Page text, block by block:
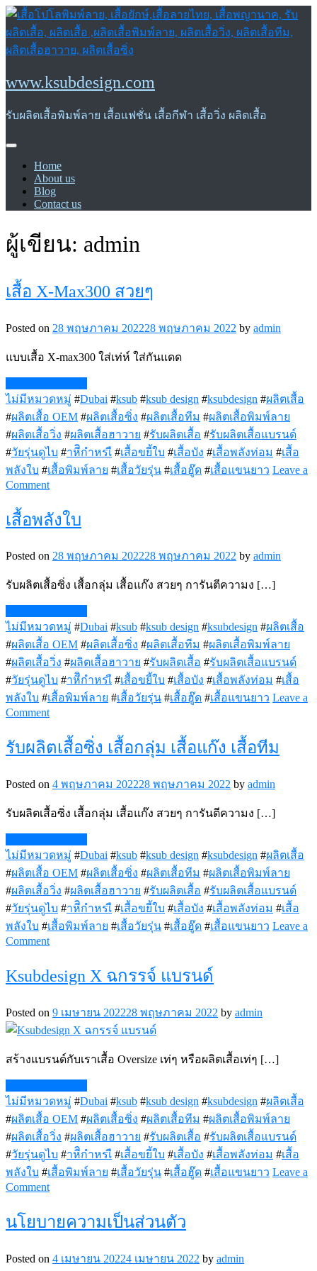
Skip
content
www.ksubdesign.com
รับผลิตเสื้อพิมพ์ลาย เสื้อแฟชั่น เสื้อกีฬา เสื้อวิ่ง ผลิตเสื้อ
Home
About us
Blog
Contact us
ผู้เขียน: admin
เสื้อ X-Max300 สวยๆ
Posted on 28 พฤษภาคม 202228 พฤษภาคม 2022 by admin
แบบเสื้อ X-max300 ใส่เท่ห์ ใส่กันแดด
ไม่มีหมวดหมู่ #Dubai #ksub #ksub design #ksubdesign #ผลิตเสื้อ
#ผลิตเสื้อ OEM #ผลิตเสื้อซิ่ง #ผลิตเสื้อทีม #ผลิตเสื้อพิมพ์ลาย
#ผลิตเสื้อวิ่ง #ผลิตเสื้อฮาวาย #รับผลิตเสื้อ #รับผลิตเสื้อแบรนด์
#วัยรุ่นดูไบ #าหีิกำหรเื #เสื้อขยี้ใบ #เสื้อบัง #เสื้อพลังท่อม #เสื้อ
พลังใบ #เสื้อพิมพ์ลาย #เสื้อวัยรุ่น #เสื้อฮู๊ด #เสื้อแขนยาว Leave a
Commenton
X-
Max300
เสื้อพลังใบ
Posted on 28 พฤษภาคม 202228 พฤษภาคม 2022 by admin
รับผลิตเสื้อซิ่ง เสื้อกลุ่ม เสื้อแก๊ง สวยๆ การันตีความง […]
ไม่มีหมวดหมู่ #Dubai #ksub #ksub design #ksubdesign #ผลิตเสื้อ
#ผลิตเสื้อ OEM #ผลิตเสื้อซิ่ง #ผลิตเสื้อทีม #ผลิตเสื้อพิมพ์ลาย
#ผลิตเสื้อวิ่ง #ผลิตเสื้อฮาวาย #รับผลิตเสื้อ #รับผลิตเสื้อแบรนด์
#วัยรุ่นดูไบ #าหีิกำหรเื #เสื้อขยี้ใบ #เสื้อบัง #เสื้อพลังท่อม #เสื้อ
พลังใบ #เสื้อพิมพ์ลาย #เสื้อวัยรุ่น #เสื้อฮู๊ด #เสื้อแขนยาว Leave a
Commenton
พลัง
รับผลิตเสื้อซิ่ง เสื้อกลุ่ม เสื้อแก๊ง เสื้อทีม
Posted on 4 พฤษภาคม 202228 พฤษภาคม 2022 by admin
รับผลิตเสื้อซิ่ง เสื้อกลุ่ม เสื้อแก๊ง สวยๆ การันตีความง […]
ไม่มีหมวดหมู่ #Dubai #ksub #ksub design #ksubdesign #ผลิตเสื้อ
#ผลิตเสื้อ OEM #ผลิตเสื้อซิ่ง #ผลิตเสื้อทีม #ผลิตเสื้อพิมพ์ลาย
#ผลิตเสื้อวิ่ง #ผลิตเสื้อฮาวาย #รับผลิตเสื้อ #รับผลิตเสื้อแบรนด์
#วัยรุ่นดูไบ #าหีิกำหรเื #เสื้อขยี้ใบ #เสื้อบัง #เสื้อพลังท่อม #เสื้อ
พลังใบ #เสื้อพิมพ์ลาย #เสื้อวัยรุ่น #เสื้อฮู๊ด #เสื้อแขนยาว Leave a
Commenton
ผลิต
ซิ่ง
เสื้อ
เสื้อ
แก๊ง
เสื้อ
ทีม
Ksubdesign X ฉกรรจ์ แบรนด์
Posted on 9 เมษายน 202228 พฤษภาคม 2022 by admin
สร้างแบรนด์กับเราเสื้อ Oversize เท่ๆ หรือผลิตเสื้อเท่ๆ […]
ไม่มีหมวดหมู่ #Dubai #ksub #ksub design #ksubdesign #ผลิตเสื้อ
#ผลิตเสื้อ OEM #ผลิตเสื้อซิ่ง #ผลิตเสื้อทีม #ผลิตเสื้อพิมพ์ลาย
#ผลิตเสื้อวิ่ง #ผลิตเสื้อฮาวาย #รับผลิตเสื้อ #รับผลิตเสื้อแบรนด์
#วัยรุ่นดูไบ #าหีิกำหรเื #เสื้อขยี้ใบ #เสื้อบัง #เสื้อพลังท่อม #เสื้อ
พลังใบ #เสื้อพิมพ์ลาย #เสื้อวัยรุ่น #เสื้อฮู๊ด #เสื้อแขนยาว Leave a
Commenton
ฉกรรจ์
นโยบายความเป็นส่วนตัว
Posted on 4 เมษายน 20224 เมษายน 2022 by admin